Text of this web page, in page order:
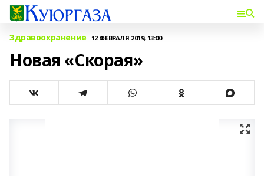
Здравоохранение 12 ФЕВРАЛЯ 2019, 13:00
Новая «Скорая»